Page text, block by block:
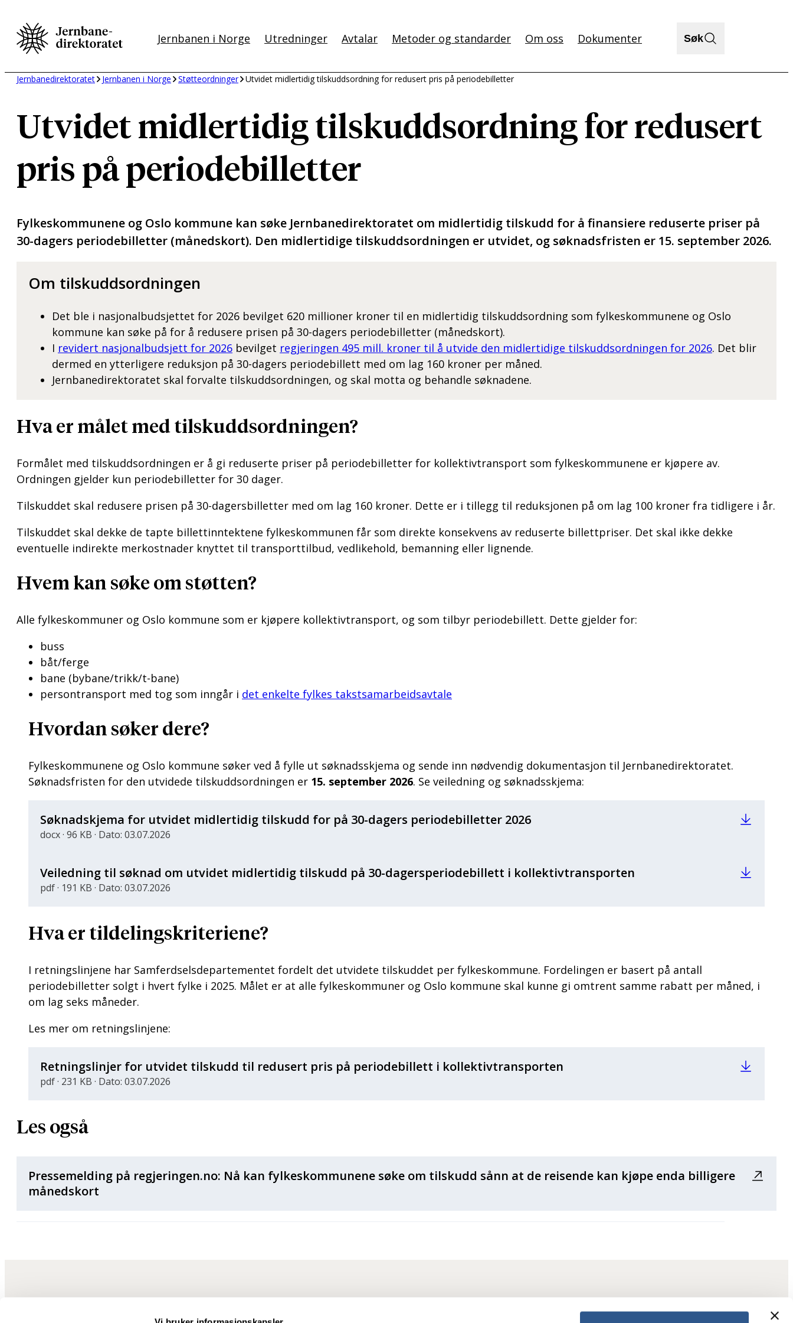
innhold
Jernbanen i Norge Utredninger Avtalar Metoder og standarder Om oss Dokumenter Søk
Jernbanedirektoratet Jernbanen i Norge Støtteordninger Utvidet midlertidig tilskuddsordning for redusert pris på periodebilletter
Utvidet midlertidig tilskuddsordning for redusert
pris på periodebilletter
Fylkeskommunene og Oslo kommune kan søke Jernbanedirektoratet om midlertidig tilskudd for å finansiere reduserte priser på
30-dagers periodebilletter (månedskort). Den midlertidige tilskuddsordningen er utvidet, og søknadsfristen er 15. september 2026.
Om tilskuddsordningen
Det ble i nasjonalbudsjettet for 2026 bevilget 620 millioner kroner til en midlertidig tilskuddsordning som fylkeskommunene og Oslo
kommune kan søke på for å redusere prisen på 30-dagers periodebilletter (månedskort).
I revidert nasjonalbudsjett for 2026 bevilget regjeringen 495 mill. kroner til å utvide den midlertidige tilskuddsordningen for 2026. Det blir
dermed en ytterligere reduksjon på 30-dagers periodebillett med om lag 160 kroner per måned.
Jernbanedirektoratet skal forvalte tilskuddsordningen, og skal motta og behandle søknadene.
Hva er målet med tilskuddsordningen?
Formålet med tilskuddsordningen er å gi reduserte priser på periodebilletter for kollektivtransport som fylkeskommunene er kjøpere av.
Ordningen gjelder kun periodebilletter for 30 dager.
Tilskuddet skal redusere prisen på 30-dagersbilletter med om lag 160 kroner. Dette er i tillegg til reduksjonen på om lag 100 kroner fra tidligere i år.
Tilskuddet skal dekke de tapte billettinntektene fylkeskommunen får som direkte konsekvens av reduserte billettpriser. Det skal ikke dekke
eventuelle indirekte merkostnader knyttet til transporttilbud, vedlikehold, bemanning eller lignende.
Hvem kan søke om støtten?
Alle fylkeskommuner og Oslo kommune som er kjøpere kollektivtransport, og som tilbyr periodebillett. Dette gjelder for:
buss
båt/ferge
bane (bybane/trikk/t-bane)
persontransport med tog som inngår i det enkelte fylkes takstsamarbeidsavtale
Hvordan søker dere?
Fylkeskommunene og Oslo kommune søker ved å fylle ut søknadsskjema og sende inn nødvendig dokumentasjon til Jernbanedirektoratet.
Søknadsfristen for den utvidede tilskuddsordningen er 15. september 2026. Se veiledning og søknadsskjema:
Søknadskjema for utvidet midlertidig tilskudd for på 30-dagers periodebilletter 2026
docx · 96 KB · Dato: 03.07.2026
Veiledning til søknad om utvidet midlertidig tilskudd på 30-dagersperiodebillett i kollektivtransporten
pdf · 191 KB · Dato: 03.07.2026
Hva er tildelingskriteriene?
I retningslinjene har Samferdselsdepartementet fordelt det utvidete tilskuddet per fylkeskommune. Fordelingen er basert på antall
periodebilletter solgt i hvert fylke i 2025. Målet er at alle fylkeskommuner og Oslo kommune skal kunne gi omtrent samme rabatt per måned, i
om lag seks måneder.
Les mer om retningslinjene:
Retningslinjer for utvidet tilskudd til redusert pris på periodebillett i kollektivtransporten
pdf · 231 KB · Dato: 03.07.2026
Les også
Pressemelding på regjeringen.no: Nå kan fylkeskommunene søke om tilskudd sånn at de reisende kan kjøpe enda billigere
månedskort